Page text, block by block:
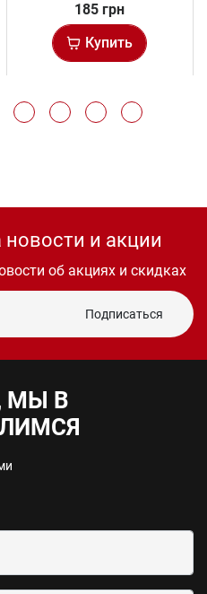
185 грн
Купить
и акции
об акциях и скидках
Подписаться
МЫ В